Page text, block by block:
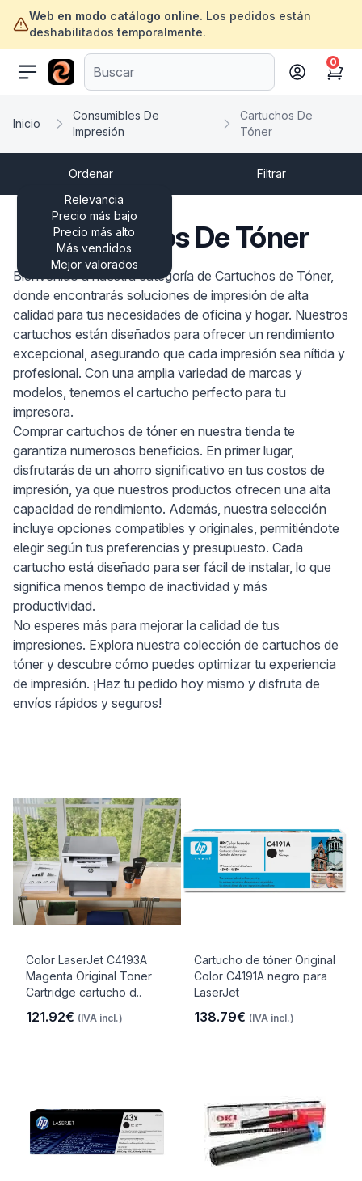
Web en modo catálogo online. Los pedidos están
deshabilitados temporalmente.
ofertasinformatica.com
Cart
0
Inicio
Consumibles De
Impresión
Cartuchos De
Tóner
Ordenar
Relevancia
Precio más bajo
Precio más alto
Más vendidos
Mejor valorados
Filtrar
Cartuchos De Tóner
Bienvenido a nuestra categoría de Cartuchos de Tóner,
donde encontrarás soluciones de impresión de alta
calidad para tus necesidades de oficina y hogar. Nuestros
cartuchos están diseñados para ofrecer un rendimiento
excepcional, asegurando que cada impresión sea nítida y
profesional. Con una amplia variedad de marcas y
modelos, tenemos el cartucho perfecto para tu
impresora.
Comprar cartuchos de tóner en nuestra tienda te
garantiza numerosos beneficios. En primer lugar,
disfrutarás de un ahorro significativo en tus costos de
impresión, ya que nuestros productos ofrecen una alta
capacidad de rendimiento. Además, nuestra selección
incluye opciones compatibles y originales, permitiéndote
elegir según tus preferencias y presupuesto. Cada
cartucho está diseñado para ser fácil de instalar, lo que
significa menos tiempo de inactividad y más
productividad.
No esperes más para mejorar la calidad de tus
impresiones. Explora nuestra colección de cartuchos de
tóner y descubre cómo puedes optimizar tu experiencia
de impresión. ¡Haz tu pedido hoy mismo y disfruta de
envíos rápidos y seguros!
Color LaserJet C4193A
Magenta Original Toner
Cartridge cartucho d..
121.92€ (IVA incl.)
Cartucho de tóner Original
Color C4191A negro para
LaserJet
138.79€ (IVA incl.)